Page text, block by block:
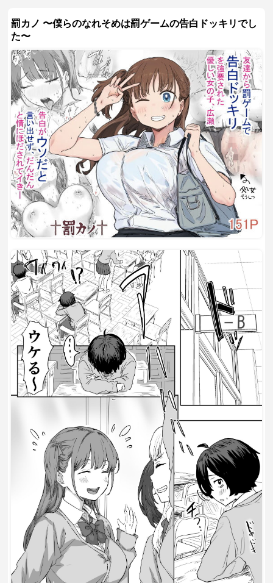
罰カノ 〜僕らのなれそめは罰ゲームの告白ドッキリでし
た〜